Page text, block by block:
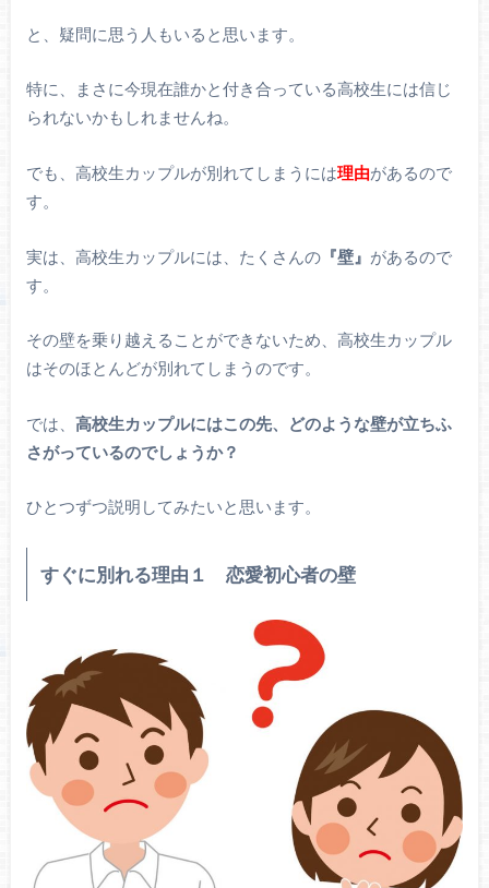
と、疑問に思う人もいると思います。
特に、まさに今現在誰かと付き合っている高校生には信じ
られないかもしれませんね。
でも、高校生カップルが別れてしまうには理由があるので
す。
実は、高校生カップルには、たくさんの『壁』 があるので
す。
その壁を乗り越えることができないため、高校生カップル
はそのほとんどが別れてしまうのです。
では、 高校生カップルにはこの先、どのような壁が立ちふ
さがっているのでしょうか？
ひとつずつ説明してみたいと思います。
すぐに別れる理由１ 恋愛初心者の壁